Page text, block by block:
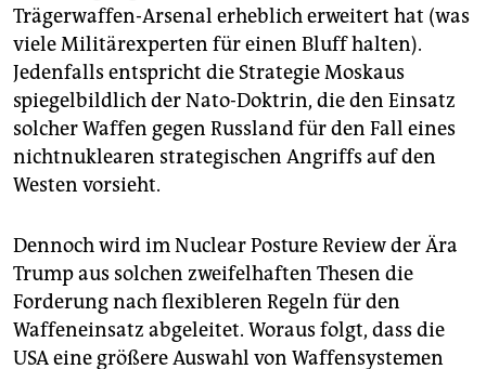
Trägerwaffen-Arsenal erheblich erweitert hat (was
viele Militärexperten für einen Bluff halten).
Jedenfalls entspricht die Strategie Moskaus
spiegelbildlich der Nato-Doktrin, die den Einsatz
solcher Waffen gegen Russland für den Fall eines
nichtnuklearen strategischen Angriffs auf den
Westen vorsieht.
Dennoch wird im Nuclear Posture Review der Ära
Trump aus solchen zweifelhaften Thesen die
Forderung nach flexibleren Regeln für den
Waffeneinsatz abgeleitet. Woraus folgt, dass die
USA eine größere Auswahl von Waffensystemen